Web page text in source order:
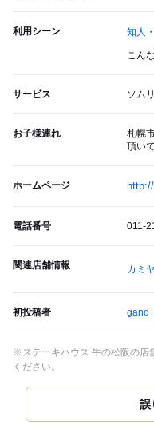
利用シーン 知人
こん
サービス ソム
お子様連れ
札幌
頂い
ホームページ
電話番号 011-
関連店舗情報 カミ
初投稿者 gano
※ステーキハウス 牛の松阪の店
ください。
誤